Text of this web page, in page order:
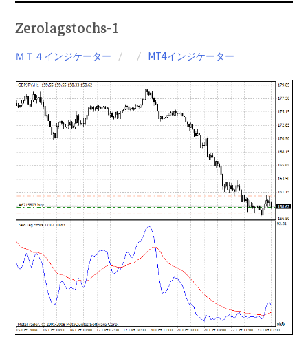
MT4EAﾀﾞｳﾝﾛｰﾄﾞ
MT5EAﾀﾞｳﾝﾛｰﾄﾞ
MT5インジケーター
mqファイルをexファイルにする方法
Zerolagstochs-1
ＭＴ４インジケーター MT4インジケーター